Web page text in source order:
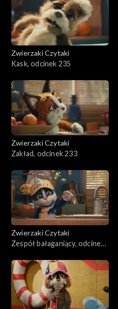
Zwierzaki Czytaki
Kask, odcinek 235
Zwierzaki Czytaki
Zakład, odcinek 233
Zwierzaki Czytaki
Zespół bałaganiący, odcinek